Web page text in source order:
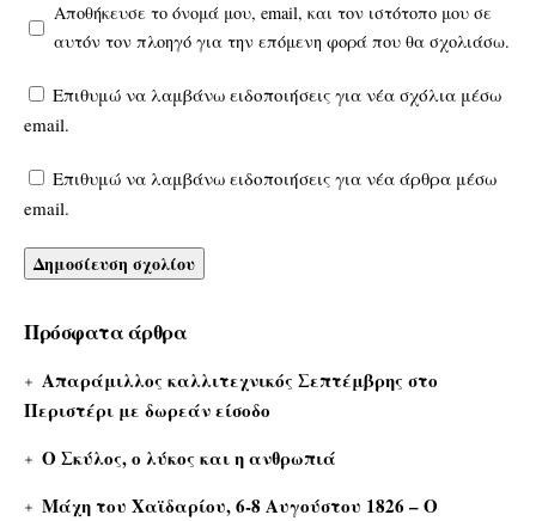
Αποθήκευσε το όνομά μου, email, και τον ιστότοπο μου σε
αυτόν τον πλοηγό για την επόμενη φορά που θα σχολιάσω.
Επιθυμώ να λαμβάνω ειδοποιήσεις για νέα σχόλια μέσω
email.
Επιθυμώ να λαμβάνω ειδοποιήσεις για νέα άρθρα μέσω
email.
Πρόσφατα άρθρα
Απαράμιλλος καλλιτεχνικός Σεπτέμβρης στο
Περιστέρι με δωρεάν είσοδο
Ο Σκύλος, ο λύκος και η ανθρωπιά
Μάχη του Χαϊδαρίου, 6-8 Αυγούστου 1826 – Ο